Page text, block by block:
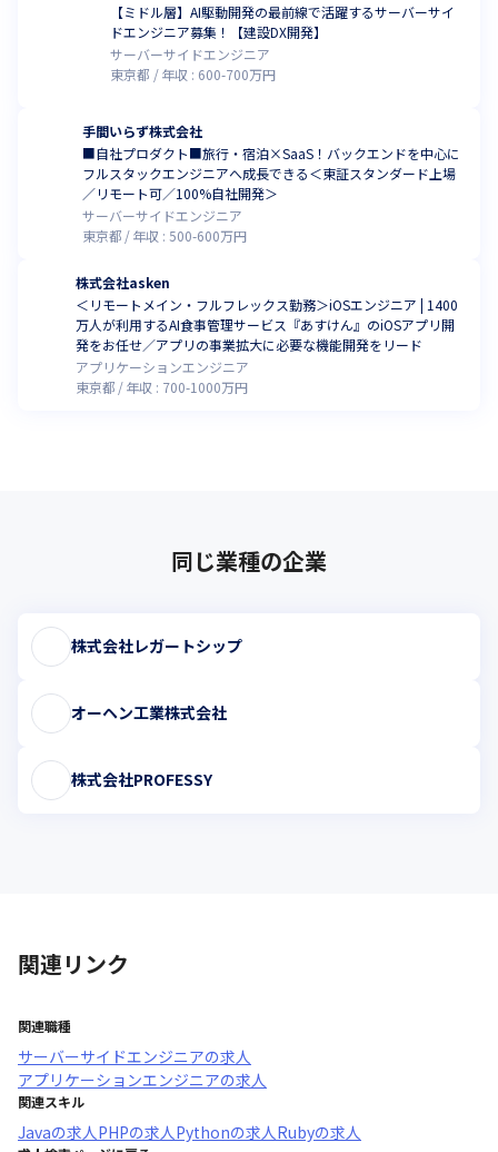
【ミドル層】AI駆動開発の最前線で活躍するサーバーサイ
ドエンジニア募集！【建設DX開発】
サーバーサイドエンジニア
東京都
年収 : 600-700万円
手間いらず株式会社
■自社プロダクト■旅行・宿泊×SaaS！バックエンドを中心に
フルスタックエンジニアへ成長できる＜東証スタンダード上場
／リモート可／100%自社開発＞
サーバーサイドエンジニア
東京都
年収 :500-600万円
株式会社asken
＜リモートメイン・フルフレックス勤務＞iOSエンジニア | 1400
万人が利用するAI食事管理サービス『あすけん』のiOSアプリ開
発をお任せ／アプリの事業拡大に必要な機能開発をリード
アプリケーションエンジニア
東京都
年収 : 700-1000万円
同じ業種の企業
株式会社レガートシップ
オーヘン工業株式会社
株式会社PROFESSY
関連リンク
関連職種
サーバーサイドエンジニアの求人
アプリケーションエンジニアの求人
関連スキル
Javaの求人 PHPの求人 Pythonの求人 Rubyの求人